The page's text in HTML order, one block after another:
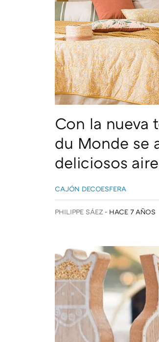
Con la nueva
du Monde se
deliciosos
CAJÓN DECOESFERA
PHILIPPE SÁEZ HACE 7 AÑOS